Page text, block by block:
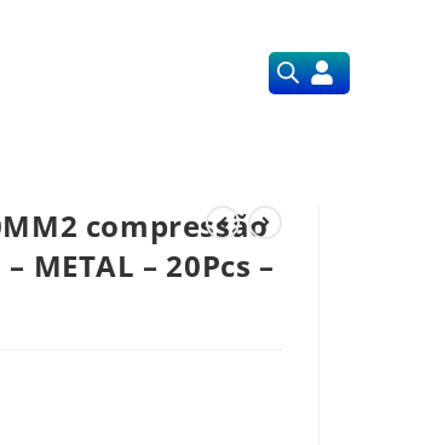
compressão
METAL – 20Pcs –